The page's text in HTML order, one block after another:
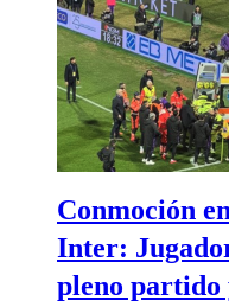
Conmoción
Inter:
pleno partido